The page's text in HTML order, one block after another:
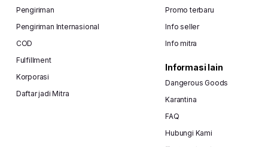
Pengiriman
Pengiriman Internasional
COD
Fulfillment
Korporasi
Daftar jadi Mitra
Promo terbaru
Info seller
Info mitra
Informasi lain
Dangerous Goods
Karantina
FAQ
Hubungi Kami